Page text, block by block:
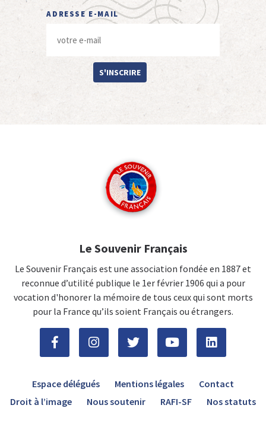
ADRESSE E-MAIL
S'INSCRIRE
Le Souvenir Français
Le Souvenir Français est une association fondée en 1887 et
reconnue d’utilité publique le 1er février 1906 qui a pour
vocation d'honorer la mémoire de tous ceux qui sont morts
pour la France qu’ils soient Français ou étrangers.
Espace délégués Mentions légales
Contact
Droit à l’image
Nous soutenir RAFI-SF Nos statuts